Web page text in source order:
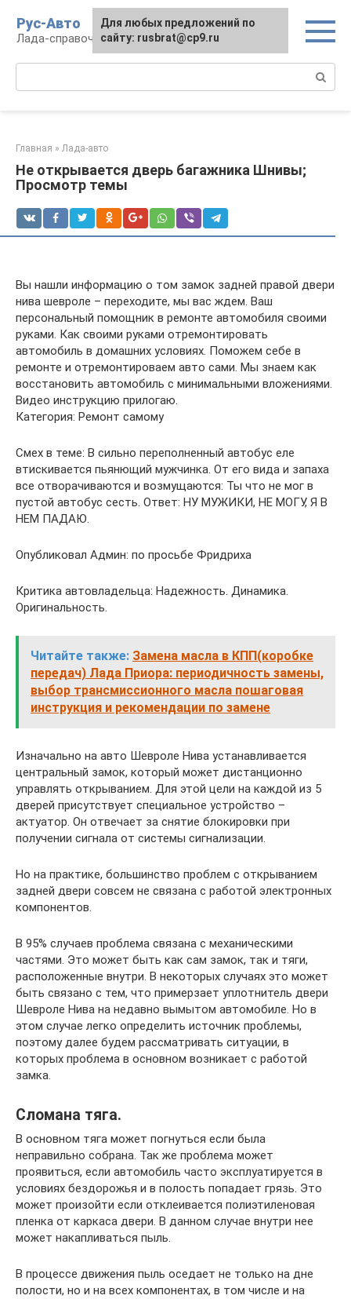
контенту
Рус-Авто
Лада-справочник
Главная » Лада-авто
Не открывается дверь багажника Шнивы;
Просмотр темы
Вы нашли информацию о том замок задней правой двери
нива шевроле – переходите, мы вас ждем. Ваш
персональный помощник в ремонте автомобиля своими
руками. Как своими руками отремонтировать
автомобиль в домашних условиях. Поможем себе в
ремонте и отремонтироваем авто сами. Мы знаем как
восстановить автомобиль с минимальными вложениями.
Видео инструкцию прилогаю.
Категория: Ремонт самому
Смех в теме: В сильно переполненный автобус еле
втискивается пьянющий мужчинка. От его вида и запаха
все отворачиваются и возмущаются: Ты что не мог в
пустой автобус сесть. Ответ: НУ МУЖИКИ, НЕ МОГУ, Я В
НЕМ ПАДАЮ.
Опубликовал Админ: по просьбе Фридриха
Критика автовладельца: Надежность. Динамика.
Оригинальность.
Читайте также: Замена масла в КПП(коробке
передач) Лада Приора: периодичность замены,
выбор трансмиссионного масла пошаговая
инструкция и рекомендации по замене
Изначально на авто Шевроле Нива устанавливается
центральный замок, который может дистанционно
управлять открыванием. Для этой цели на каждой из 5
дверей присутствует специальное устройство –
актуатор. Он отвечает за снятие блокировки при
получении сигнала от системы сигнализации.
Но на практике, большинство проблем с открыванием
задней двери совсем не связана с работой электронных
компонентов.
В 95% случаев проблема связана с механическими
частями. Это может быть как сам замок, так и тяги,
расположенные внутри. В некоторых случаях это может
быть связано с тем, что примерзает уплотнитель двери
Шевроле Нива на недавно вымытом автомобиле. Но в
этом случае легко определить источник проблемы,
поэтому далее будем рассматривать ситуации, в
которых проблема в основном возникает с работой
замка.
Сломана тяга.
В основном тяга может погнуться если была
неправильно собрана. Так же проблема может
проявиться, если автомобиль часто эксплуатируется в
условиях бездорожья и в полость попадает грязь. Это
может произойти если отклеивается полиэтиленовая
пленка от каркаса двери. В данном случае внутри нее
может накапливаться пыль.
В процессе движения пыль оседает не только на дне
полости, но и на всех компонентах, в том числе и на
Для любых предложений по
сайту: rusbrat@cp9.ru